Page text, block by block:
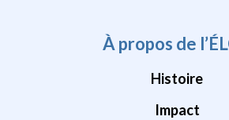
À propos de
Histoire
Impact